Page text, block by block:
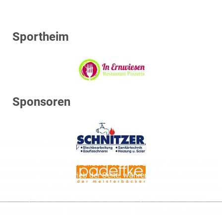
Sportheim
Sponsoren
Wir nutzen Cookies auf unserer Website. Einige von ihnen sind
essenziell für den Betrieb der Seite, während andere uns helfen,